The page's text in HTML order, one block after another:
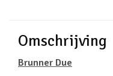
Omschrijving
Brunner Due